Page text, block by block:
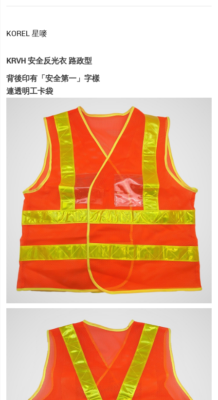
KOREL 星嘜
KRVH 安全反光衣 路政型
背後印有「安全第一」字樣
連透明工卡袋